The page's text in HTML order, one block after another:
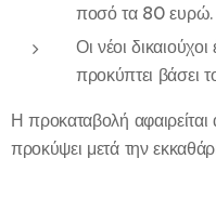
ποσό τα 80 ευρώ.
Οι νέοι
προκύπτει βάσει
Η προκαταβολή
προκύψει μετά την